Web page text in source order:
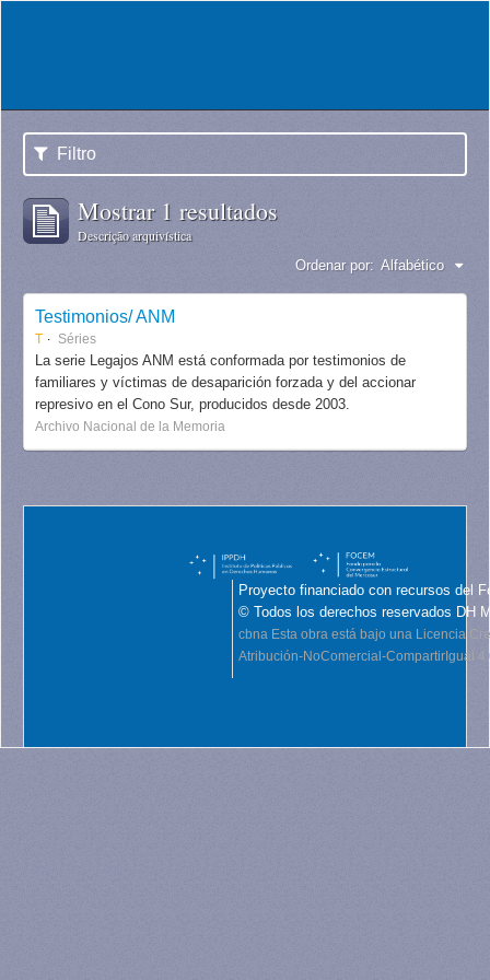
Filtro
Mostrar 1 resultados
Descrição arquivística
Ordenar por: Alfabético
Testimonios/ ANM
T Séries
La serie Legajos ANM está conformada por testimonios de
familiares y víctimas de desaparición forzada y del accionar
represivo en el Cono Sur, producidos desde 2003.
Archivo Nacional de la Memoria
Proyecto financiado con recursos del
© Todos los derechos reservados DH
cbna Esta obra está bajo una Licencia
Atribución-NoComercial-CompartirIgual